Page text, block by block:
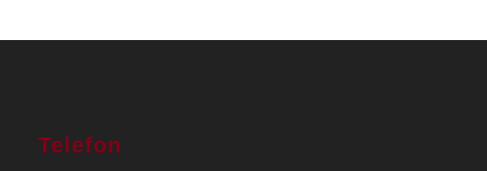
Verpflegung laut Programm (F=Frühstück,
Telefon